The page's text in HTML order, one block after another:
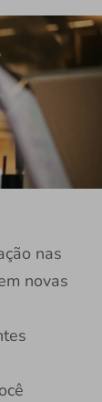
nas
novas